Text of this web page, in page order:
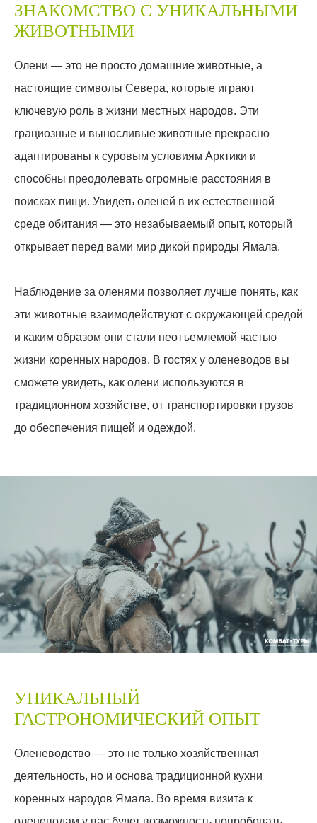
ЗНАКОМСТВО С УНИКАЛЬНЫМИ
ЖИВОТНЫМИ
Олени — это не просто домашние животные, а
настоящие символы Севера, которые играют
ключевую роль в жизни местных народов. Эти
грациозные и выносливые животные прекрасно
адаптированы к суровым условиям Арктики и
способны преодолевать огромные расстояния в
поисках пищи. Увидеть оленей в их естественной
среде обитания — это незабываемый опыт, который
открывает перед вами мир дикой природы Ямала.
Наблюдение за оленями позволяет лучше понять, как
эти животные взаимодействуют с окружающей средой
и каким образом они стали неотъемлемой частью
жизни коренных народов. В гостях у оленеводов вы
сможете увидеть, как олени используются в
традиционном хозяйстве, от транспортировки грузов
до обеспечения пищей и одеждой.
УНИКАЛЬНЫЙ
ГАСТРОНОМИЧЕСКИЙ ОПЫТ
Оленеводство — это не только хозяйственная
деятельность, но и основа традиционной кухни
коренных народов Ямала. Во время визита к